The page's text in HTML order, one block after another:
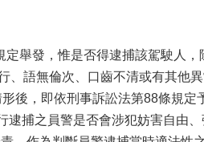
舉發，惟是否得逮捕該駕駛人
語無倫次、口齒不清或有其他
後，即依刑事訴訟法第88條規定
捕之員警是否會涉犯妨害自由